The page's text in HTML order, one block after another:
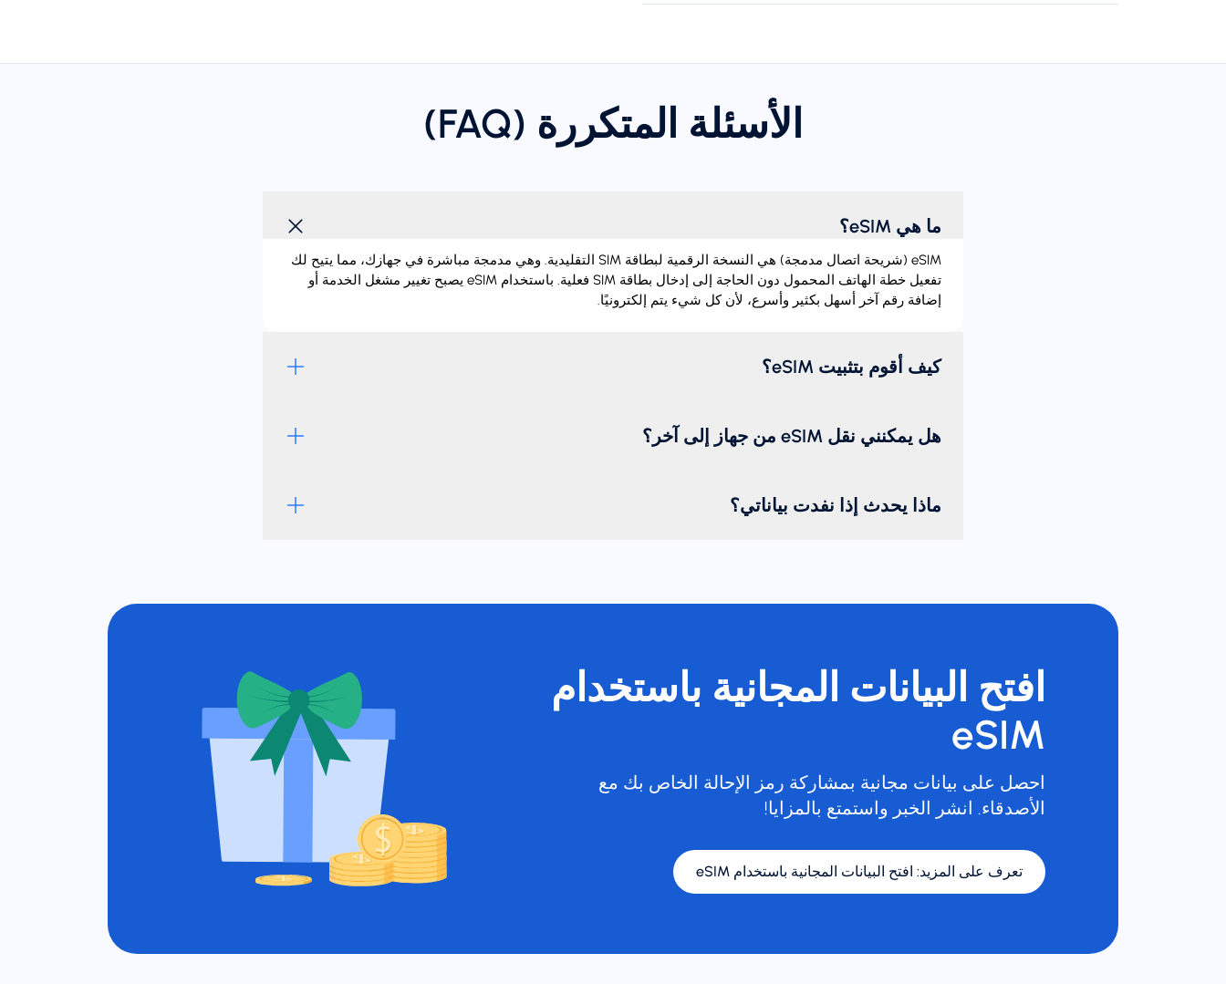
الأسئلة المتكررة (FAQ)
ما هي eSIM؟
‏eSIM (شريحة اتصال مدمجة) هي النسخة الرقمية لبطاقة SIM التقليدية. وهي مدمجة مباشرة في جهازك، مما يتيح لك
تفعيل خطة الهاتف المحمول دون الحاجة إلى إدخال بطاقة SIM فعلية. باستخدام eSIM يصبح تغيير مشغل الخدمة أو
إضافة رقم آخر أسهل بكثير وأسرع، لأن كل شيء يتم إلكترونيًا.
كيف أقوم بتثبيت eSIM؟
هل يمكنني نقل eSIM من جهاز إلى آخر؟
ماذا يحدث إذا نفدت بياناتي؟
افتح البيانات المجانية باستخدام
eSIM
احصل على بيانات مجانية بمشاركة رمز الإحالة الخاص بك مع
الأصدقاء. انشر الخبر واستمتع بالمزايا!
تعرف على المزيد: افتح البيانات المجانية باستخدام eSIM